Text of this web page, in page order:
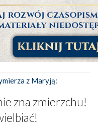
z Maryją:
zna zmierzchu!